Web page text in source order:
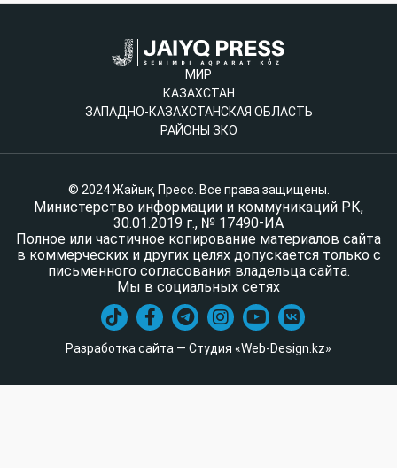
МИР
КАЗАХСТАН
ЗАПАДНО-КАЗАХСТАНСКАЯ ОБЛАСТЬ
РАЙОНЫ ЗКО
© 2024 Жайық Пресс. Все права защищены.
Министерство информации и коммуникаций РК,
30.01.2019 г., № 17490-ИА
Полное или частичное копирование материалов сайта
в коммерческих и других целях допускается только с
письменного согласования владельца сайта.
Мы в социальных сетях
Разработка сайта — Студия «Web-Design.kz»